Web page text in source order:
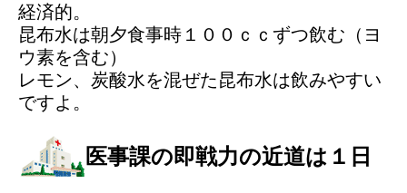
経済的。
昆布水は朝夕食事時１００ｃｃずつ飲む（ヨ
ウ素を含む）
レモン、炭酸水を混ぜた昆布水は飲みやすい
ですよ。
医事課の即戦力の近道は１日